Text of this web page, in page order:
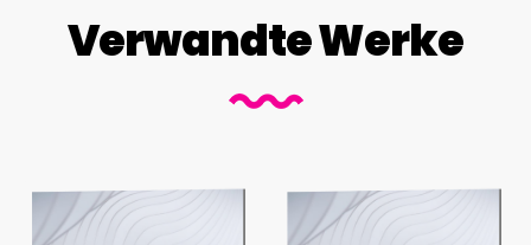
Verwandte Werke